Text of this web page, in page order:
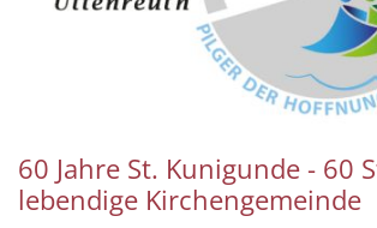
60 Jahre St. Kunigunde - 60
lebendige Kirchengemeinde